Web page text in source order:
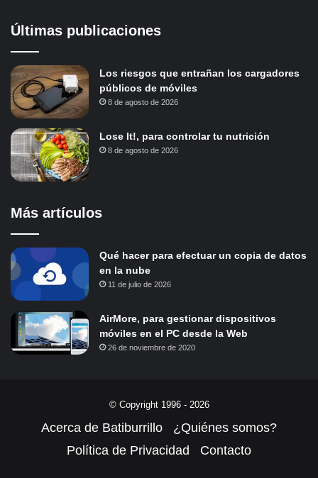
Últimas publicaciones
Los riesgos que entrañan los cargadores
públicos de móviles
8 de agosto de 2026
Lose It!, para controlar tu nutrición
8 de agosto de 2026
Más artículos
Qué hacer para efectuar un copia de datos
en la nube
11 de julio de 2026
AirMore, para gestionar dispositivos
móviles en el PC desde la Web
26 de noviembre de 2020
© Copyright 1996 - 2026
Acerca de Batiburrillo
¿Quiénes somos?
Política de Privacidad
Contacto